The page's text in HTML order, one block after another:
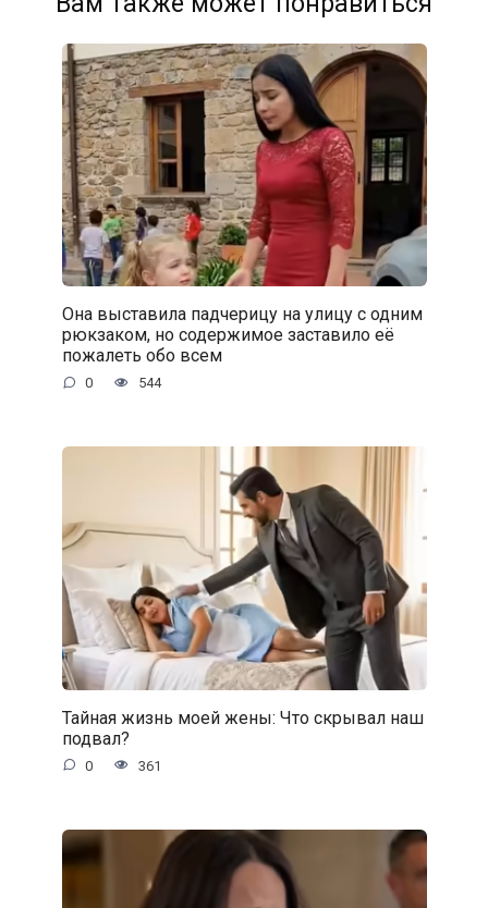
Она выставила падчерицу на улицу с одним
рюкзаком, но содержимое заставило её
пожалеть обо всем
0 544
Тайная жизнь моей жены: Что скрывал наш
подвал?
0 361